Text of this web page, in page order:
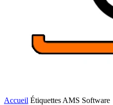
Accueil Étiquettes AMS Software